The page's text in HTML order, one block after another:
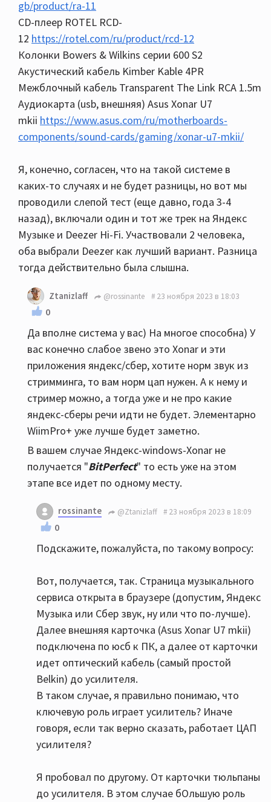
gb/product/ra-11
CD-плеер ROTEL RCD-
12 https://rotel.com/ru/product/rcd-12
Колонки Bowers & Wilkins серии 600 S2
Акустический кабель Kimber Kable 4PR
Межблочный кабель Transparent The Link RCA 1.5m
Аудиокарта (usb, внешняя) Asus Xonar U7
mkii https://www.asus.com/ru/motherboards-
components/sound-cards/gaming/xonar-u7-mkii/
Я, конечно, согласен, что на такой системе в
каких-то случаях и не будет разницы, но вот мы
проводили слепой тест (еще давно, года 3-4
назад), включали один и тот же трек на Яндекс
Музыке и Deezer Hi-Fi. Участвовали 2 человека,
оба выбрали Deezer как лучший вариант. Разница
тогда действительно была слышна.
Ztanizlaff @rossinante 23 ноября 2023 в 18:03
0
Да вполне система у вас) На многое способна) У
вас конечно слабое звено это Xonar и эти
приложения яндекс/сбер, хотите норм звук из
стримминга, то вам норм цап нужен. А к нему и
стример можно, а тогда уже и не про какие
яндекс-сберы речи идти не будет. Элементарно
WiimPro+ уже лучше будет заметно.
В вашем случае Яндекс-windows-Xonar не
получается "BitPerfect" то есть уже на этом
этапе все идет по одному месту.
rossinante @Ztanizlaff 23 ноября 2023 в 18:09
0
Подскажите, пожалуйста, по такому вопросу:
Вот, получается, так. Страница музыкального
сервиса открыта в браузере (допустим, Яндекс
Музыка или Сбер звук, ну или что по-лучше).
Далее внешняя карточка (Asus Xonar U7 mkii)
подключена по юсб к ПК, а далее от карточки
идет оптический кабель (самый простой
Belkin) до усилителя.
В таком случае, я правильно понимаю, что
ключевую роль играет усилитель? Иначе
говоря, если так верно сказать, работает ЦАП
усилителя?
Я пробовал по другому. От карточки тюльпаны
до усилителя. В этом случае бОльшую роль